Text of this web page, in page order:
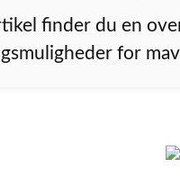
finder du en
for